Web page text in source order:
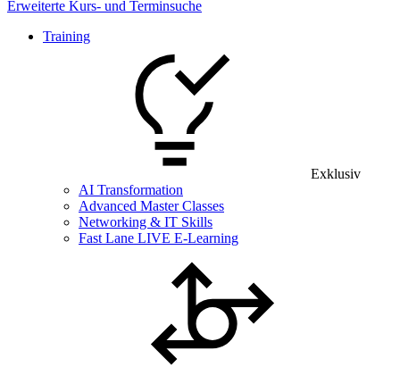
Erweiterte Kurs- und Terminsuche
Training
Exklusiv
AI Transformation
Advanced Master Classes
Networking & IT Skills
Fast Lane LIVE E-Learning